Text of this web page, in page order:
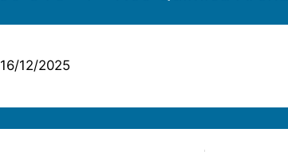
16/12/2025